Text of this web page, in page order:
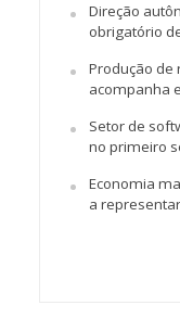
Direção
obrigatório
Produção de
acompanha
Setor de
no primeiro
Economia
a